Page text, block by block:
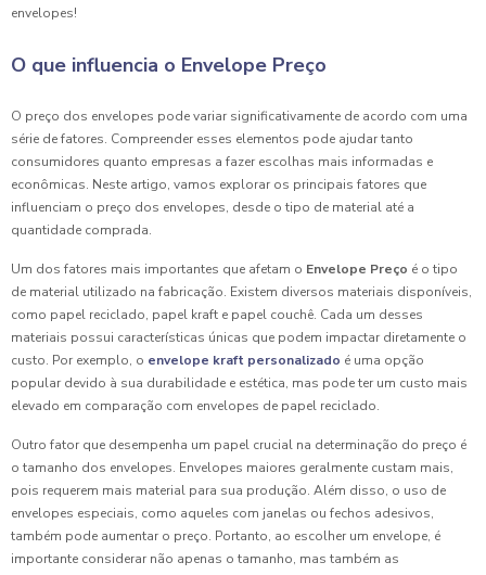
envelopes!
O que influencia o Envelope Preço
O preço dos envelopes pode variar significativamente de acordo com uma
série de fatores. Compreender esses elementos pode ajudar tanto
consumidores quanto empresas a fazer escolhas mais informadas e
econômicas. Neste artigo, vamos explorar os principais fatores que
influenciam o preço dos envelopes, desde o tipo de material até a
quantidade comprada.
Um dos fatores mais importantes que afetam o Envelope Preço é o tipo
de material utilizado na fabricação. Existem diversos materiais disponíveis,
como papel reciclado, papel kraft e papel couchê. Cada um desses
materiais possui características únicas que podem impactar diretamente o
custo. Por exemplo, o envelope kraft personalizado é uma opção
popular devido à sua durabilidade e estética, mas pode ter um custo mais
elevado em comparação com envelopes de papel reciclado.
Outro fator que desempenha um papel crucial na determinação do preço é
o tamanho dos envelopes. Envelopes maiores geralmente custam mais,
pois requerem mais material para sua produção. Além disso, o uso de
envelopes especiais, como aqueles com janelas ou fechos adesivos,
também pode aumentar o preço. Portanto, ao escolher um envelope, é
importante considerar não apenas o tamanho, mas também as